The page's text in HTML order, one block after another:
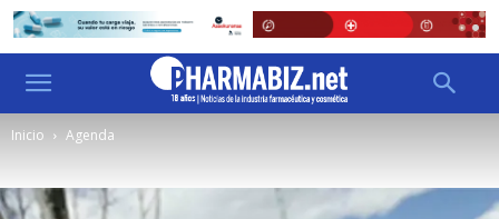
Inicio Agenda